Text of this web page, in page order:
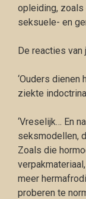
opleiding, zoals
seksuele- en
De reacties
‘Ouders dienen
ziekte
‘Vreselijk… En
seksmodellen,
Zoals die
meer
proberen te